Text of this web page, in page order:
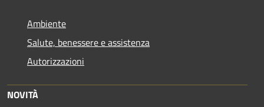
Ambiente
Salute, benessere e assistenza
Autorizzazioni
NOVITÀ